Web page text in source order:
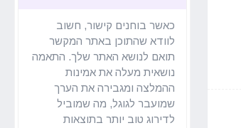
כאשר בוחנים קישור, חשוב
לוודא שהתוכן באתר המקשר
תואם לנושא האתר שלך. התאמה
נושאית מעלה את אמינות
ההמלצה ומגבירה את הערך
שמועבר לגוגל, מה שמוביל
לדירוג טוב יותר בתוצאות